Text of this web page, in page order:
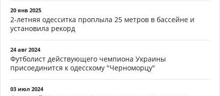
20 янв 2025
2-летняя одесситка проплыла 25 метров в бассейне и
установила рекорд
24 авг 2024
Футболист действующего чемпиона Украины
присоединится к одесскому "Черноморцу"
03 июл 2024